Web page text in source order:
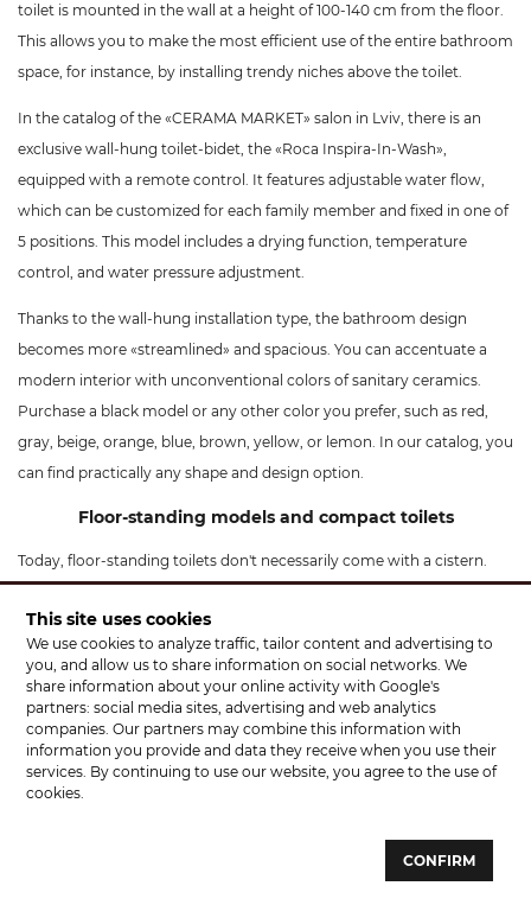
toilet is mounted in the wall at a height of 100-140 cm from the floor.
This allows you to make the most efficient use of the entire bathroom
space, for instance, by installing trendy niches above the toilet.
In the catalog of the «CERAMA MARKET» salon in Lviv, there is an
exclusive wall-hung toilet-bidet, the «Roca Inspira-In-Wash»,
equipped with a remote control. It features adjustable water flow,
which can be customized for each family member and fixed in one of
5 positions. This model includes a drying function, temperature
control, and water pressure adjustment.
Thanks to the wall-hung installation type, the bathroom design
becomes more «streamlined» and spacious. You can accentuate a
modern interior with unconventional colors of sanitary ceramics.
Purchase a black model or any other color you prefer, such as red,
gray, beige, orange, blue, brown, yellow, or lemon. In our catalog, you
can find practically any shape and design option.
Floor-standing models and compact toilets
Today, floor-standing toilets don't necessarily come with a cistern.
also considered floor-standing. We offer a wide variety of designs and
colors for such models. We even have collections with a consistent
appearance for both wall-hung and floor-standing types. So, your
plumbing layout won't limit your choices. Just visit our salon in
Solonka at 68 Kiltseva Street, and you can find the optimal option for
yourself.
for you. Compacts are fully equipped models, including the bowl,
cistern, and flushing mechanism. Manufacturers typically also include
This site uses cookies
We use cookies to analyze traffic, tailor content and advertising to
you, and allow us to share information on social networks. We
share information about your online activity with Google's
partners: social media sites, advertising and web analytics
companies. Our partners may combine this information with
information you provide and data they receive when you use their
services. By continuing to use our website, you agree to the use of
cookies.
CONFIRM